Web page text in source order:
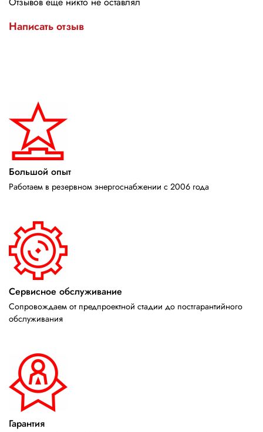
Написать отзыв
Большой опыт
Работаем в резервном энергоснабжении с 2006 года
Сервисное обслуживание
Сопровождаем от предпроектной стадии до постгарантийного
обслуживания
Гарантия